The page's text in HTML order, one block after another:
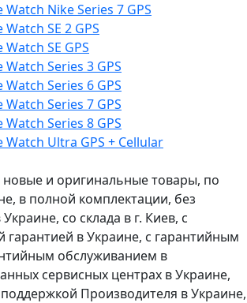
Watch Nike Series 7 GPS
Watch SE 2 GPS
Watch SE GPS
Watch Series 3 GPS
Watch Series 6 GPS
Watch Series 7 GPS
Watch Series 8 GPS
Watch Ultra GPS + Cellular
новые и оригинальные товары, по
в полной комплектации, без
со склада в г. Киев, с
в Украине, с гарантийным
обслуживанием в
сервисных центрах в Украине,
Производителя в Украине,